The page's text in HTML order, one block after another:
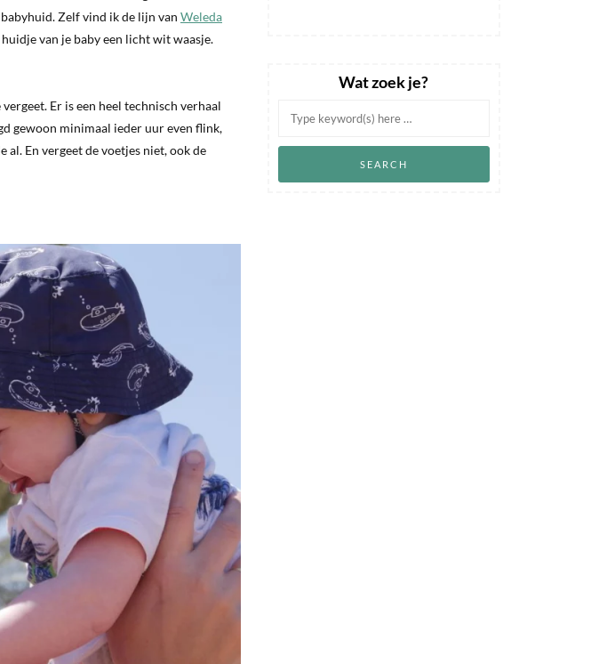
Zelf vind ik de lijn van Weleda
van je baby een licht wit waasje.
Er is een heel technisch verhaal
gewoon minimaal ieder uur even flink,
En vergeet de voetjes niet, ook de
Wat zoek je?